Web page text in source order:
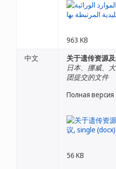
963 KB
中文
关于遗传资源
日本、挪威、
团提交的文件
Полная
56 KB